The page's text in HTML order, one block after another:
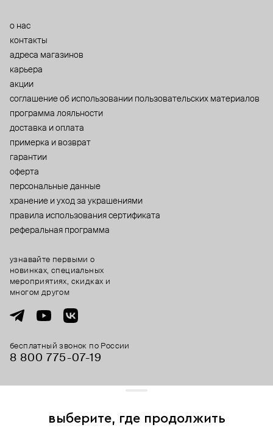
о нас
контакты
адреса магазинов
карьера
акции
cоглашение об использовании пользовательских материалов
программа лояльности
доставка и оплата
примерка и возврат
гарантии
оферта
персональные данные
хранение и уход за украшениями
правила использования сертификата
реферальная программа
бесплатный звонок по России
8 800 775⁠-07⁠-19
узнавайте первыми о
новинках, специальных
мероприятиях, скидках и
многом другом
выберите, где продолжить